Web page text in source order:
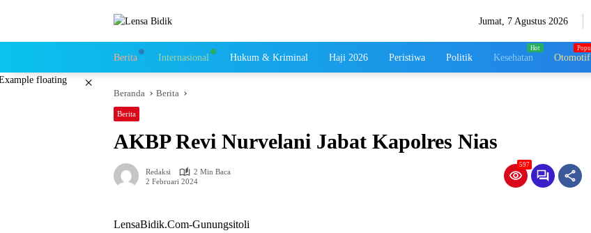
Jumat, 7 Agustus 2026
Berita Internasional Hukum & Kriminal Haji 2026 Peristiwa Politik Kesehatan Otomotif
×
Beranda Berita
Berita
AKBP Revi Nurvelani Jabat Kapolres Nias
Redaksi
2 Min Baca
2 Februari 2024
597
LensaBidik.Com-Gunungsitoli